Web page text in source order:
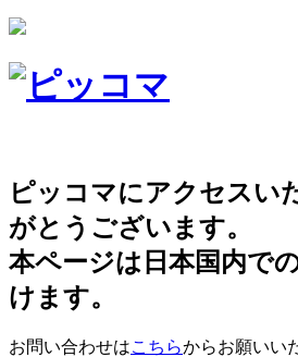
ピッコマにアクセスい
がとうございます。
本ページは日本国内で
けます。
お問い合わせはこちらからお願いい